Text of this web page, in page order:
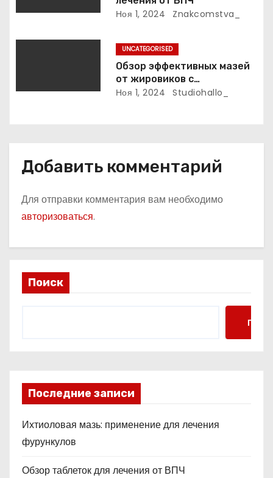
м
Ноя 1, 2024 Znakcomstva_
UNCATEGORISED
Обзор эффективных мазей
от жировиков с
рассасывающим эффектом
Ноя 1, 2024 Studiohallo_
Добавить комментарий
Для отправки комментария вам необходимо
авторизоваться.
Поиск
Поиск
Последние записи
Ихтиоловая мазь: применение для лечения
фурункулов
Обзор таблеток для лечения от ВПЧ